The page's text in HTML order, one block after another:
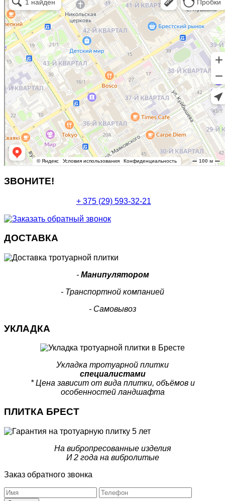
ЗВОНИТЕ!
+ 375 (29) 593-32-21
ДОСТАВКА
- Манипулятором
- Транспортной компанией
- Самовывоз
УКЛАДКА
Укладка тротуарной плитки
специалистами
* Цена зависит от вида плитки, объёмов и
особенностей ландшафта
ПЛИТКА БРЕСТ
На вибропресованные изделия
И 2 года на вибролитые
Заказ обратного звонка